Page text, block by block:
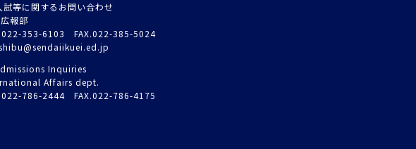
等に関するお問い合わせ
報部
353-6103 FAX.022-385-5024
Inquiries
Affairs dept.
786-2444 FAX.022-786-4175